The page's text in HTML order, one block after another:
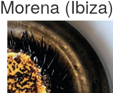
Morena (Ibiza)